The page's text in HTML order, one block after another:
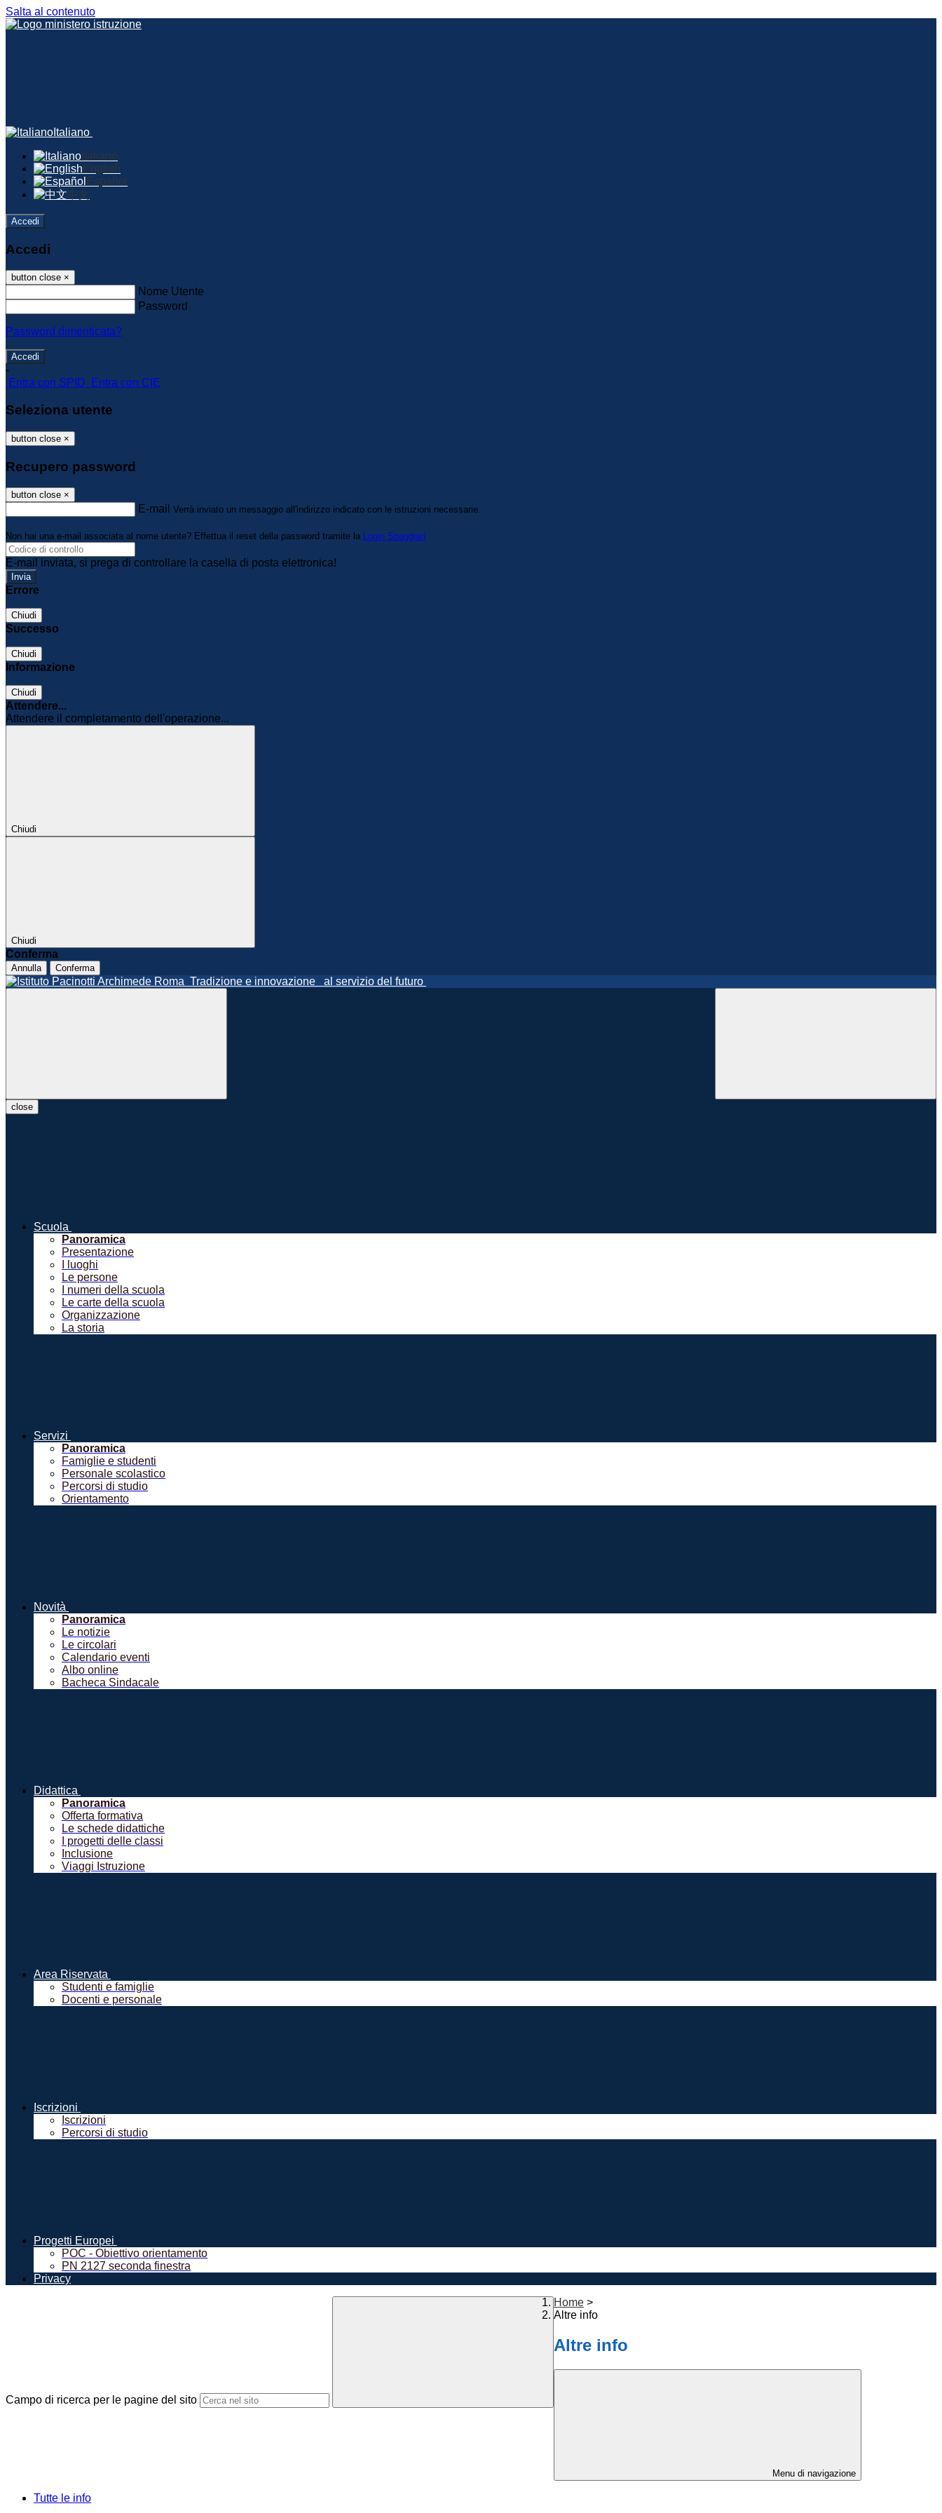
Salta al contenuto
Italiano
Italiano
English
Español
中文
Accedi
Accedi
button close ×
Nome Utente
Password
Password dimenticata?
-
Entra con SPID
Entra con CIE
Seleziona utente
button close ×
Recupero password
button close ×
E-mail Verrà inviato un messaggio all'indirizzo indicato con le istruzioni necessarie.
Non hai una e-mail associata al nome utente? Effettua il reset della password tramite la Login Spaggiari
E-mail inviata, si prega di controllare la casella di posta elettronica!
Errore
Chiudi
Successo
Chiudi
Informazione
Chiudi
Attendere...
Attendere il completamento dell'operazione...
Chiudi
Chiudi
Conferma
Annulla Conferma
Roma Tradizione e innovazione al servizio del futuro
close
Scuola
Panoramica
Presentazione
I luoghi
Le persone
I numeri della scuola
Le carte della scuola
Organizzazione
La storia
Servizi
Panoramica
Famiglie e studenti
Personale scolastico
Percorsi di studio
Orientamento
Novità
Panoramica
Le notizie
Le circolari
Calendario eventi
Albo online
Bacheca Sindacale
Didattica
Panoramica
Offerta formativa
Le schede didattiche
I progetti delle classi
Inclusione
Viaggi Istruzione
Area Riservata
Studenti e famiglie
Docenti e personale
Iscrizioni
Iscrizioni
Percorsi di studio
Progetti Europei
POC - Obiettivo orientamento
PN 2127 seconda finestra
Privacy
Campo di ricerca per le pagine del sito
Home >
Altre info
Altre info
Menu di navigazione
Tutte le info